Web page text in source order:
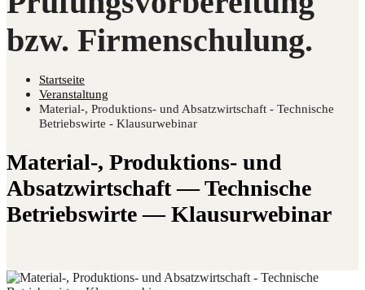
Startseite
Veranstaltung
Material-, Produktions- und Absatzwirtschaft - Technische
Betriebswirte - Klausurwebinar
Material‑, Pro­duk­ti­ons- und
Absatz­wirt­schaft — Tech­ni­sche
Betriebs­wir­te — Klausurwebinar